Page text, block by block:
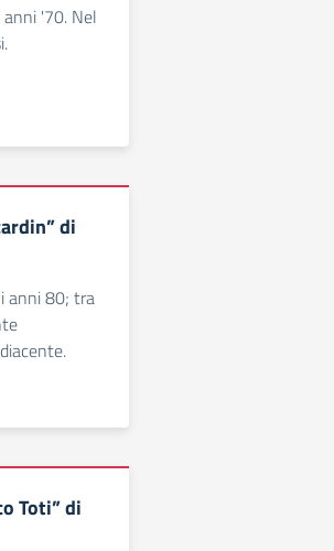
'70. Nel
di
anni 80; tra
Toti” di